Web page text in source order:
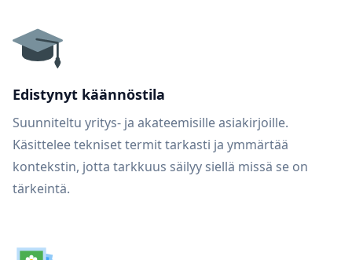
Edistynyt käännöstila
Suunniteltu yritys- ja akateemisille asiakirjoille.
Käsittelee tekniset termit tarkasti ja ymmärtää
kontekstin, jotta tarkkuus säilyy siellä missä se on
tärkeintä.